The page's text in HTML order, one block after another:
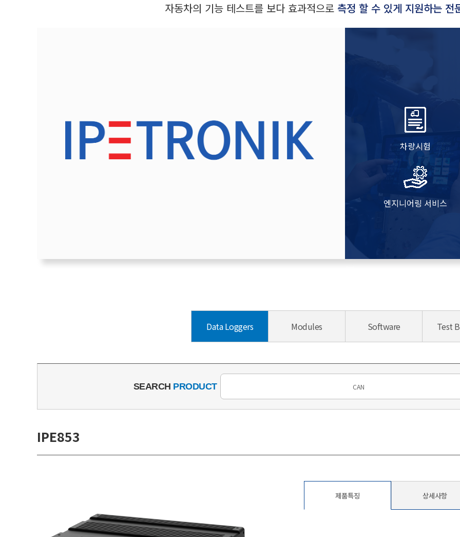
자동차의 기능 테스트를 보다 효과적으로 측정 할 수 있게 지원하는 전
차량시험
엔지니어링 서비스
Data Loggers Modules Software Test
SEARCH PRODUCT
IPE853
제품특징 상세사항